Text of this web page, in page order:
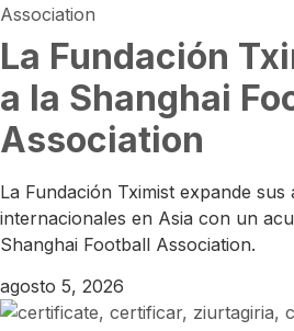
La Fundación
a la Shanghai
Association
La Fundación Tximist expande sus
internacionales en Asia con un
Shanghai Football Association.
agosto 5, 2026